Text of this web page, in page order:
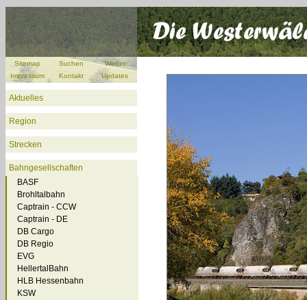
Sitemap Suchen
Wetter
Impressum
Kontakt Updates
Aktuelles
Region
Strecken
Bahngesellschaften
BASF
Brohltalbahn
Captrain - CCW
Captrain - DE
DB Cargo
DB Regio
EVG
HellertalBahn
HLB Hessenbahn
KSW